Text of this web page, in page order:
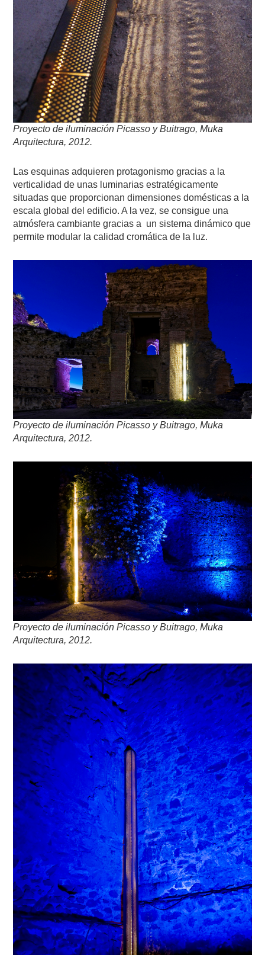
Proyecto de iluminaciónPicasso y Buitrago, Muka
Arquitectura, 2012.
Las esquinas adquieren protagonismo gracias a la
verticalidad de unas luminarias estratégicamente
situadas que proporcionan dimensiones domésticas a la
escala global del edificio. A la vez, se consigue una
atmósfera cambiante gracias a un sistema dinámico que
permite modular la calidad cromática de la luz.
Proyecto de iluminaciónPicasso y Buitrago, Muka
Arquitectura, 2012.
Proyecto de iluminaciónPicasso y Buitrago, Muka
Arquitectura, 2012.